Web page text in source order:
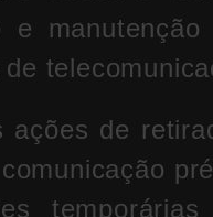
e
ações de